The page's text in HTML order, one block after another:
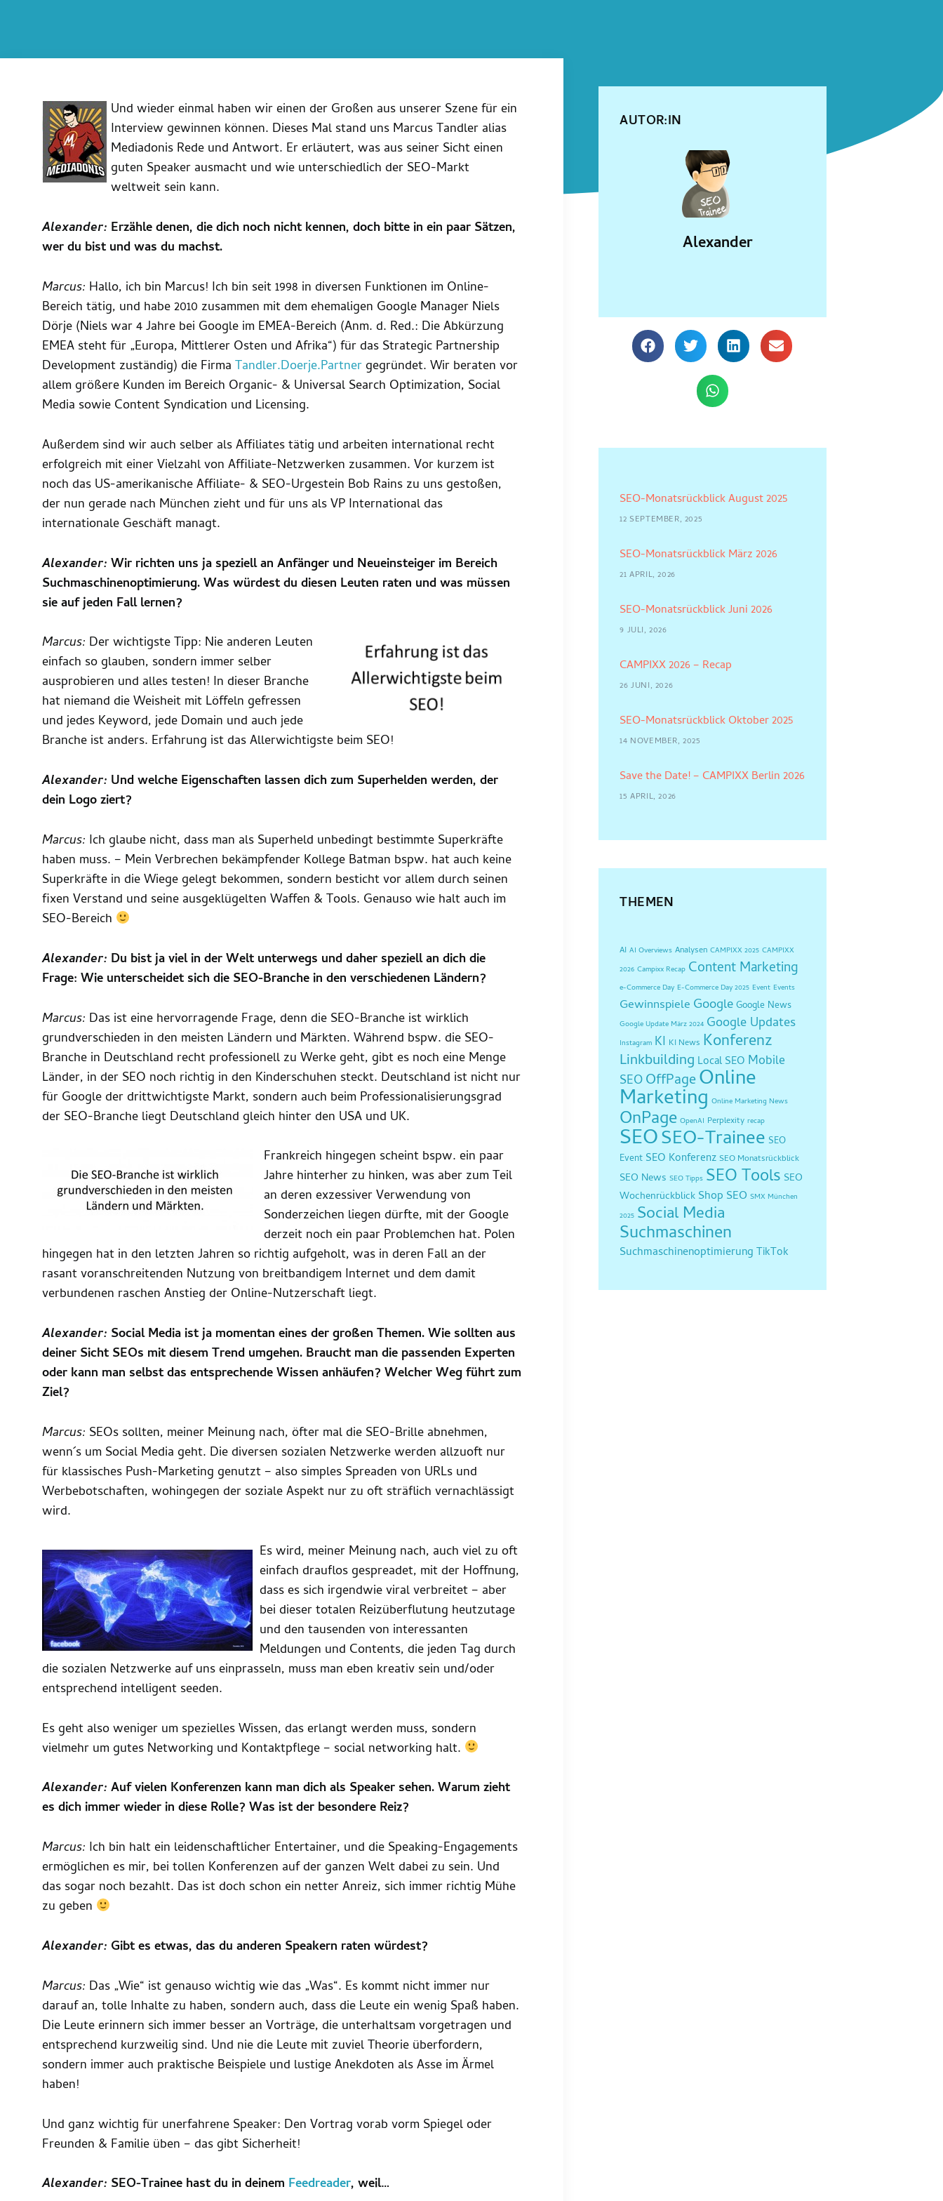
Und wieder einmal haben wir einen der Großen aus unserer Szene für ein
Interview gewinnen können. Dieses Mal stand uns Marcus Tandler alias
Mediadonis Rede und Antwort. Er erläutert, was aus seiner Sicht einen
guten Speaker ausmacht und wie unterschiedlich der SEO-Markt
weltweit sein kann.
Alexander: Erzähle denen, die dich noch nicht kennen, doch bitte in ein paar Sätzen,
wer du bist und was du machst.
Marcus: Hallo, ich bin Marcus! Ich bin seit 1998 in diversen Funktionen im Online-
Bereich tätig, und habe 2010 zusammen mit dem ehemaligen Google Manager Niels
Dörje (Niels war 4 Jahre bei Google im EMEA-Bereich (Anm. d. Red.: Die Abkürzung
EMEA steht für „Europa, Mittlerer Osten und Afrika“) für das Strategic Partnership
Development zuständig) die Firma Tandler.Doerje.Partnergegründet. Wir beraten vor
allem größere Kunden im Bereich Organic- & Universal Search Optimization, Social
Media sowie Content Syndication und Licensing.
Außerdem sind wir auch selber als Affiliates tätig und arbeiten international recht
erfolgreich mit einer Vielzahl von Affiliate-Netzwerken zusammen. Vor kurzem ist
noch das US-amerikanische Affiliate- & SEO-Urgestein Bob Rains zu uns gestoßen,
der nun gerade nach München zieht und für uns als VP International das
internationale Geschäft managt.
Alexander: Wir richten uns ja speziell an Anfänger und Neueinsteiger im Bereich
Suchmaschinenoptimierung. Was würdest du diesen Leuten raten und was müssen
sie auf jeden Fall lernen?
Marcus: Der wichtigste Tipp: Nie anderen Leuten
einfach so glauben, sondern immer selber
ausprobieren und alles testen! In dieser Branche
hat niemand die Weisheit mit Löffeln gefressen
und jedes Keyword, jede Domain und auch jede
Branche ist anders. Erfahrung ist das Allerwichtigste beim SEO!
Alexander: Und welche Eigenschaften lassen dich zum Superhelden werden, der
dein Logo ziert?
Marcus: Ich glaube nicht, dass man als Superheld unbedingt bestimmte Superkräfte
haben muss. – Mein Verbrechen bekämpfender Kollege Batman bspw. hat auch keine
Superkräfte in die Wiege gelegt bekommen, sondern besticht vor allem durch seinen
fixen Verstand und seine ausgeklügelten Waffen & Tools. Genauso wie halt auch im
SEO-Bereich
Alexander: Du bist ja viel in der Welt unterwegs und daher speziell an dich die
Frage: Wie unterscheidet sich die SEO-Branche in den verschiedenen Ländern?
Marcus: Das ist eine hervorragende Frage, denn die SEO-Branche ist wirklich
grundverschieden in den meisten Ländern und Märkten. Während bspw. die SEO-
Branche in Deutschland recht professionell zu Werke geht, gibt es noch eine Menge
Länder, in der SEO noch richtig in den Kinderschuhen steckt. Deutschland ist nicht nur
für Google der drittwichtigste Markt, sondern auch beim Professionalisierungsgrad
der SEO-Branche liegt Deutschland gleich hinter den USA und UK.
Frankreich hingegen scheint bspw. ein paar
Jahre hinterher zu hinken, was aber zum Teil
an deren exzessiver Verwendung von
Sonderzeichen liegen dürfte, mit der Google
derzeit noch ein paar Problemchen hat. Polen
hingegen hat in den letzten Jahren so richtig aufgeholt, was in deren Fall an der
rasant voranschreitenden Nutzung von breitbandigem Internet und dem damit
verbundenen raschen Anstieg der Online-Nutzerschaft liegt.
Alexander: Social Media ist ja momentan eines der großen Themen. Wie sollten aus
deiner Sicht SEOs mit diesem Trend umgehen. Braucht man die passenden Experten
oder kann man selbst das entsprechende Wissen anhäufen? Welcher Weg führt zum
Ziel?
Marcus: SEOs sollten, meiner Meinung nach, öfter mal die SEO-Brille abnehmen,
wenn´s um Social Media geht. Die diversen sozialen Netzwerke werden allzuoft nur
für klassisches Push-Marketing genutzt – also simples Spreaden von URLs und
Werbebotschaften, wohingegen der soziale Aspekt nur zu oft sträflich vernachlässigt
wird.
Es wird, meiner Meinung nach, auch viel zu oft
einfach drauflos gespreadet, mit der Hoffnung,
dass es sich irgendwie viral verbreitet – aber
bei dieser totalen Reizüberflutung heutzutage
und den tausenden von interessanten
Meldungen und Contents, die jeden Tag durch
die sozialen Netzwerke auf uns einprasseln, muss man eben kreativ sein und/oder
entsprechend intelligent seeden.
Es geht also weniger um spezielles Wissen, das erlangt werden muss, sondern
vielmehr um gutes Networking und Kontaktpflege – social networking halt.
Alexander: Auf vielen Konferenzen kann man dich als Speaker sehen. Warum zieht
es dich immer wieder in diese Rolle? Was ist der besondere Reiz?
Marcus: Ich bin halt ein leidenschaftlicher Entertainer, und die Speaking-Engagements
ermöglichen es mir, bei tollen Konferenzen auf der ganzen Welt dabei zu sein. Und
das sogar noch bezahlt. Das ist doch schon ein netter Anreiz, sich immer richtig Mühe
zu geben
Alexander: Gibt es etwas, das du anderen Speakern raten würdest?
Marcus: Das „Wie“ ist genauso wichtig wie das „Was“. Es kommt nicht immer nur
darauf an, tolle Inhalte zu haben, sondern auch, dass die Leute ein wenig Spaß haben.
Die Leute erinnern sich immer besser an Vorträge, die unterhaltsam vorgetragen und
entsprechend kurzweilig sind. Und nie die Leute mit zuviel Theorie überfordern,
sondern immer auch praktische Beispiele und lustige Anekdoten als Asse im Ärmel
haben!
Und ganz wichtig für unerfahrene Speaker: Den Vortrag vorab vorm Spiegel oder
Freunden & Familie üben – das gibt Sicherheit!
Alexander: SEO-Trainee hast du in deinem Feedreader, weil…
AUTOR:IN
Alexander
SEO-Monatsrückblick August 2025
12 SEPTEMBER, 2025
SEO-Monatsrückblick März 2026
21 APRIL, 2026
SEO-Monatsrückblick Juni 2026
9 JULI, 2026
CAMPIXX 2026 – Recap
26 JUNI, 2026
SEO-Monatsrückblick Oktober 2025
14 NOVEMBER, 2025
Save the Date! – CAMPIXX Berlin 2026
15 APRIL, 2026
THEMEN
AI AI Overviews Analysen CAMPIXX 2025 CAMPIXX
2026 Campixx Recap Content Marketing
e-Commerce Day E-Commerce Day 2025 Event Events
Gewinnspiele Google Google News
Google Update März 2024 Google Updates
Instagram KI KI News Konferenz
Linkbuilding Local SEO Mobile
SEOOffPageOnline
Marketing Online Marketing News
OnPage OpenAI Perplexity recap
SEOSEO-Trainee SEO
Event SEO Konferenz SEO Monatsrückblick
SEO News SEO Tipps SEO Tools SEO
Wochenrückblick Shop SEO SMX München
2025 Social Media
Suchmaschinen
Suchmaschinenoptimierung TikTok